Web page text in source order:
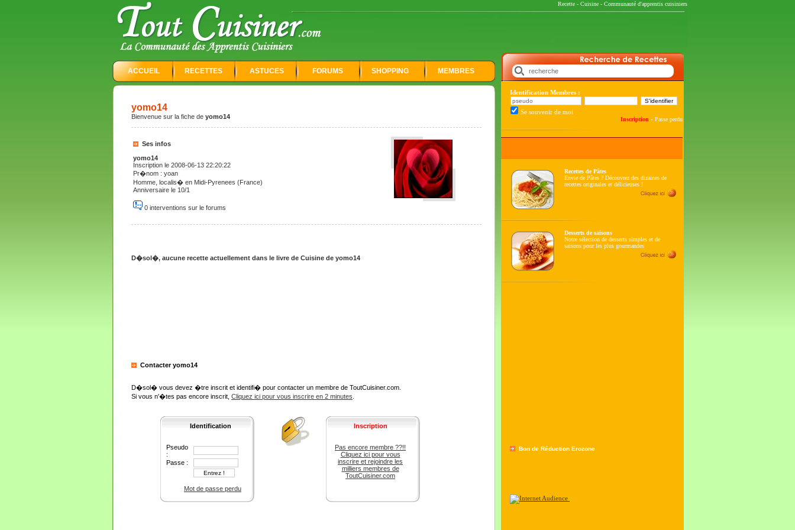
Recette - Cuisine - Communauté d'apprentis cuisiniers
ACCUEIL RECETTES ASTUCES FORUMS SHOPPING MEMBRES
Identification Membres :
Se souvenir de moi
Inscription - Passe perdu
Recettes de Pâtes
Envie de Pâtes ? Découvrez des dizaines de
recettes originales et délicieuses !
Desserts de saisons
Notre sélection de desserts simples et de
saisons pour les plus gourmandes
yomo14
Bienvenue sur la fiche de yomo14
Ses infos
yomo14
Inscription le 2008-06-13 22:20:22
Pr�nom : yoan
Homme, localis� en Midi-Pyrenees (France)
Anniversaire le 10/1
0 interventions sur le forums
D�sol�, aucune recette actuellement dans le livre de Cuisine de yomo14
Contacter yomo14
D�sol� vous devez �tre inscrit et identifi� pour contacter un membre de ToutCuisiner.com.
Si vous n'�tes pas encore inscrit, Cliquez ici pour vous inscrire en 2 minutes
Identification
Pseudo
:
Passe :
Mot de passe perdu
Inscription
Pas encore membre ??!!
Cliquez ici pour vous
inscrire et rejoindre les
milliers membres de
ToutCuisiner.com
Bon de Réduction Erozone